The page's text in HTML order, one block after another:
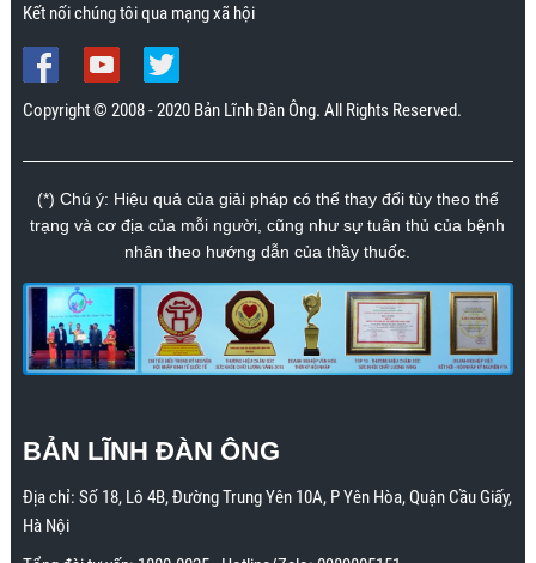
Kết nối chúng tôi qua mạng xã hội
Copyright © 2008 - 2020 Bản Lĩnh Đàn Ông. All Rights Reserved.
(*) Chú ý: Hiệu quả của giải pháp có thể thay đổi tùy theo thể
trạng và cơ địa của mỗi người, cũng như sự tuân thủ của bệnh
nhân theo hướng dẫn của thầy thuốc.
BẢN LĨNH ĐÀN ÔNG
Địa chỉ: Số 18, Lô 4B, Đường Trung Yên 10A, P Yên Hòa, Quận Cầu Giấy,
Hà Nội